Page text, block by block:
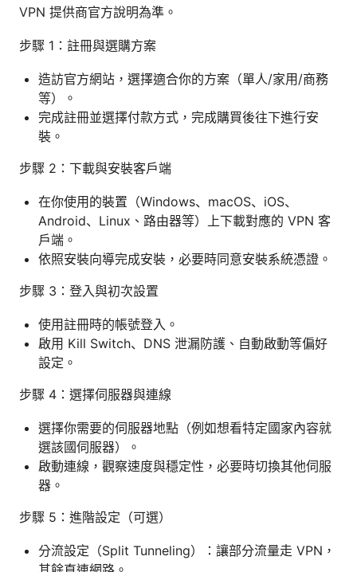
VPN 提供商官方說明為準。
步驟 1：註冊與選購方案
造訪官方網站，選擇適合你的方案（單人/家用/商務
等）。
完成註冊並選擇付款方式，完成購買後往下進行安
裝。
步驟 2：下載與安裝客戶端
在你使用的裝置（Windows、macOS、iOS、
Android、Linux、路由器等）上下載對應的 VPN 客
戶端。
依照安裝向導完成安裝，必要時同意安裝系統憑證。
步驟 3：登入與初次設置
使用註冊時的帳號登入。
啟用 Kill Switch、DNS 泄漏防護、自動啟動等偏好
設定。
步驟 4：選擇伺服器與連線
選擇你需要的伺服器地點（例如想看特定國家內容就
選該國伺服器）。
啟動連線，觀察速度與穩定性，必要時切換其他伺服
器。
步驟 5：進階設定（可選）
分流設定（Split Tunneling）：讓部分流量走 VPN，